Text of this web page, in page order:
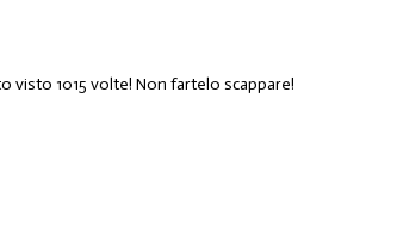
1015 volte! Non fartelo scappare!